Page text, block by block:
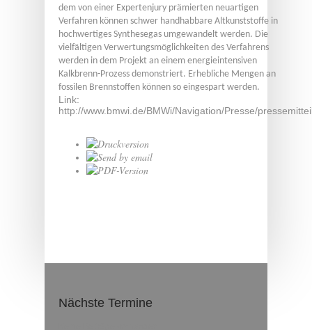
dem von einer Expertenjury prämierten neuartigen
Verfahren können schwer handhabbare Altkunststoffe in
hochwertiges Synthesegas umgewandelt werden. Die
vielfältigen Verwertungsmöglichkeiten des Verfahrens
werden in dem Projekt an einem energieintensiven
Kalkbrenn-Prozess demonstriert. Erhebliche Mengen an
fossilen Brennstoffen können so eingespart werden.
Link:
http://www.bmwi.de/BMWi/Navigation/Presse/
Nächste Termine